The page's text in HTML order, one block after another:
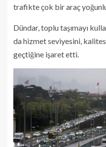
trafikte çok bir araç
Dündar, toplu taşımayı
da hizmet seviyesini,
geçtiğine işaret etti.